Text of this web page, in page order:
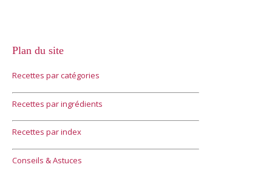
Plan du site
Recettes par catégories
Recettes par ingrédients
Recettes par index
Conseils & Astuces